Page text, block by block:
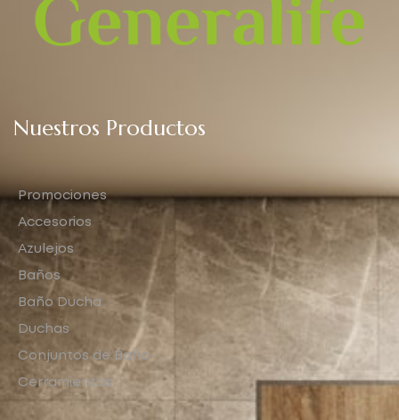
Nuestros Productos
Promociones
Accesorios
Azulejos
Baños
Baño Ducha
Duchas
Conjuntos de Baño
Cerramientos